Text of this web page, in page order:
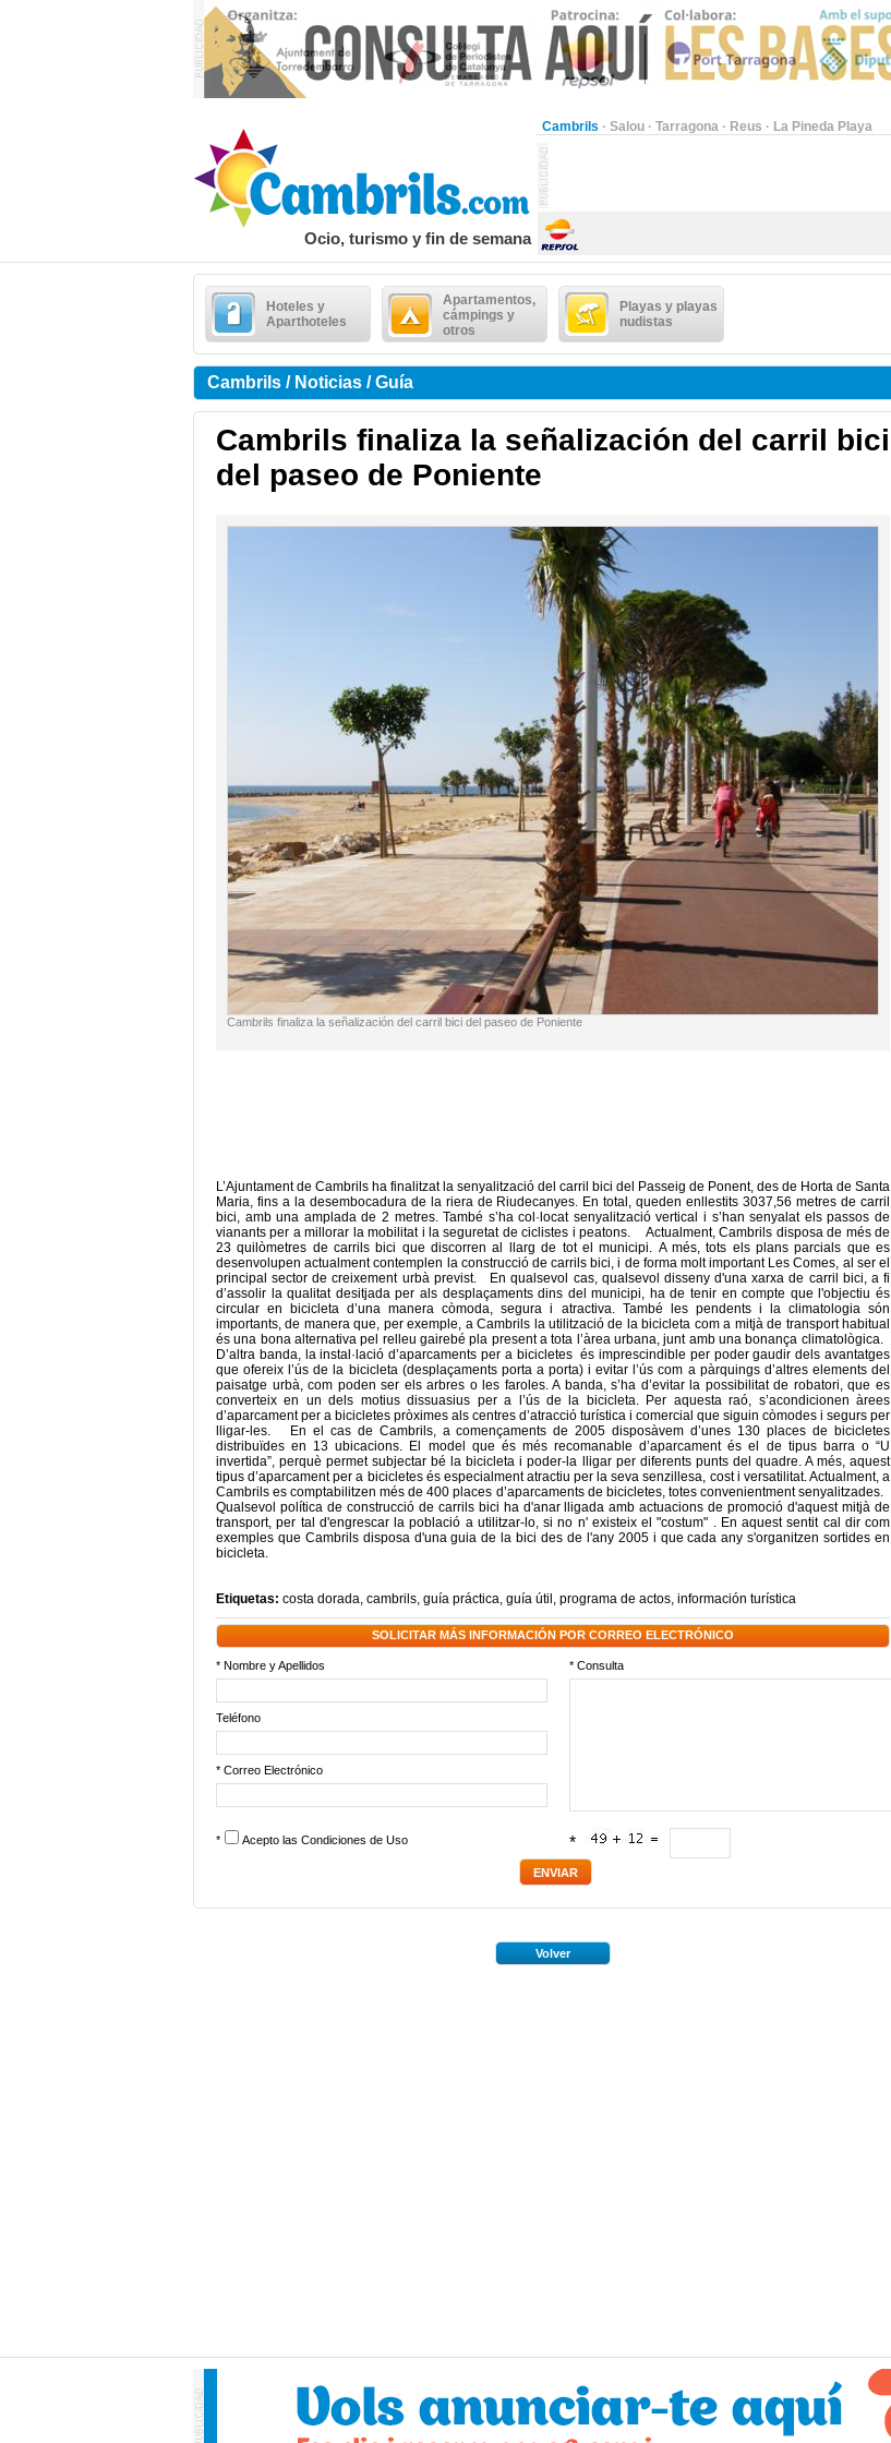
Cambrils · Salou · Tarragona · Reus · La Pineda Playa
Ocio, turismo y fin de semana
Hoteles y
Aparthoteles
Apartamentos,
cámpings y
otros
Playas y playas
nudistas
Cambrils / Noticias / Guía
Cambrils finaliza la señalización del carril bici
del paseo de Poniente
Cambrils finaliza la señalización del carril bici del paseo de Poniente
L’Ajuntament de Cambrils ha finalitzat la senyalització del carril bici del Passeig de Ponent, des de Horta de Santa
Maria, fins a la desembocadura de la riera de Riudecanyes. En total, queden enllestits 3037,56 metres de carril
bici, amb una amplada de 2 metres. També s’ha col·locat senyalització vertical i s’han senyalat els passos de
vianants per a millorar la mobilitat i la seguretat de ciclistes i peatons. Actualment, Cambrils disposa de més de
23 quilòmetres de carrils bici que discorren al llarg de tot el municipi. A més, tots els plans parcials que es
desenvolupen actualment contemplen la construcció de carrils bici, i de forma molt important Les Comes, al ser el
principal sector de creixement urbà previst. En qualsevol cas, qualsevol disseny d'una xarxa de carril bici, a fi
d’assolir la qualitat desitjada per als desplaçaments dins del municipi, ha de tenir en compte que l'objectiu és
circular en bicicleta d’una manera còmoda, segura i atractiva. També les pendents i la climatologia són
importants, de manera que, per exemple, a Cambrils la utilització de la bicicleta com a mitjà de transport habitual
és una bona alternativa pel relleu gairebé pla present a tota l’àrea urbana, junt amb una bonança climatològica.
D’altra banda, la instal·lació d’aparcaments per a bicicletes és imprescindible per poder gaudir dels avantatges
que ofereix l’ús de la bicicleta (desplaçaments porta a porta) i evitar l’ús com a pàrquings d’altres elements del
paisatge urbà, com poden ser els arbres o les faroles. A banda, s’ha d’evitar la possibilitat de robatori, que es
converteix en un dels motius dissuasius per a l’ús de la bicicleta. Per aquesta raó, s’acondicionen àrees
d’aparcament per a bicicletes pròximes als centres d’atracció turística i comercial que siguin còmodes i segurs per
lligar-les. En el cas de Cambrils, a començaments de 2005 disposàvem d’unes 130 places de bicicletes
distribuïdes en 13 ubicacions. El model que és més recomanable d’aparcament és el de tipus barra o “U
invertida”, perquè permet subjectar bé la bicicleta i poder-la lligar per diferents punts del quadre. A més, aquest
tipus d’aparcament per a bicicletes és especialment atractiu per la seva senzillesa, cost i versatilitat. Actualment, a
Cambrils es comptabilitzen més de 400 places d’aparcaments de bicicletes, totes convenientment senyalitzades.
Qualsevol política de construcció de carrils bici ha d'anar lligada amb actuacions de promoció d'aquest mitjà de
transport, per tal d'engrescar la població a utilitzar-lo, si no n' existeix el "costum" . En aquest sentit cal dir com
exemples que Cambrils disposa d'una guia de la bici des de l'any 2005 i que cada any s'organitzen sortides en
bicicleta.
Etiquetas: costa dorada, cambrils, guía práctica, guía útil , programa de actos, información turística
SOLICITAR MÁS INFORMACIÓN POR CORREO ELECTRÓNICO
* Nombre y Apellidos * Consulta
Teléfono
* Correo Electrónico
* Acepto las Condiciones de Uso *
Volver